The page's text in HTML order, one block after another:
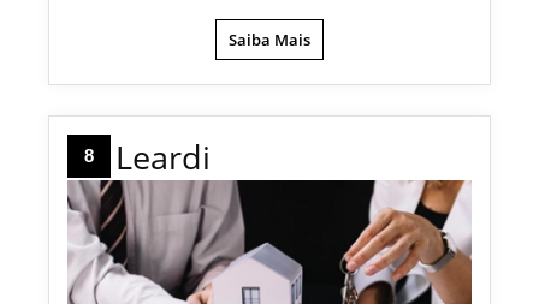
Saiba Mais
8 Leardi